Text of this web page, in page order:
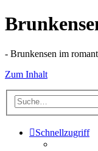
- Brunkensen im
Zum Inhalt
Schnellzugriff